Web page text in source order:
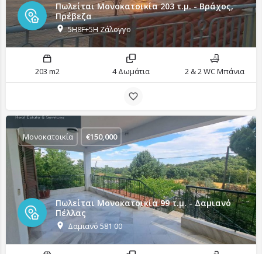
Πωλείται Μονοκατοικία 203 τ.μ. - Βράχος,
Πρέβεζα
5H8F+5H Ζάλογγο
203 m2 4 Δωμάτια 2 & 2 WC Μπάνια
Πωλείται Μονοκατοικία 99 τ.μ. - Δαμιανό
Πέλλας
Δαμιανό 581 00
Μονοκατοικία €150,000